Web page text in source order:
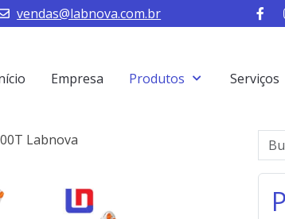
vendas@labnova.com.br
Empresa Produtos Serviços
Labnova